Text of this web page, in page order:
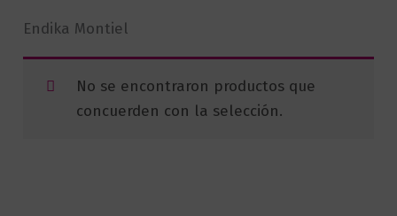
Endika Montiel
No se encontraron productos que
concuerden con la selección.